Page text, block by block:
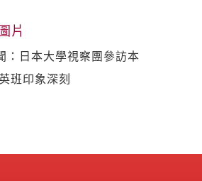
片
：日本大學視察團參訪本
班印象深刻